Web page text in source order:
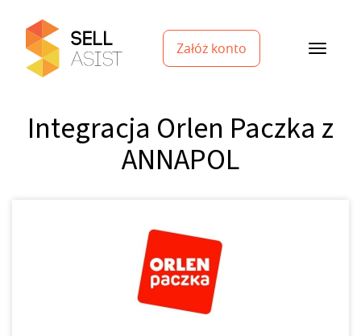
Załóż konto
Integracja Orlen Paczka z
ANNAPOL